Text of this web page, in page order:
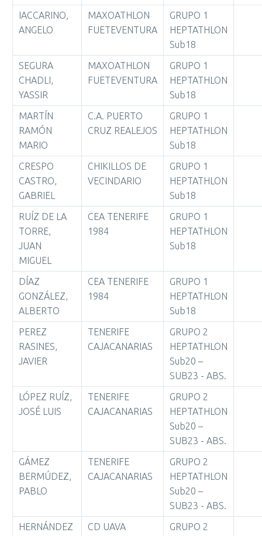
IACCARINO,
ANGELO
MAXOATHLON
FUETEVENTURA
GRUPO 1
HEPTATHLON
Sub18
SEGURA
CHADLI,
YASSIR
MAXOATHLON
FUETEVENTURA
GRUPO 1
HEPTATHLON
Sub18
MARTÍN
RAMÓN
MARIO
C.A. PUERTO
CRUZ REALEJOS
GRUPO 1
HEPTATHLON
Sub18
CRESPO
CASTRO,
GABRIEL
CHIKILLOS DE
VECINDARIO
GRUPO 1
HEPTATHLON
Sub18
RUÍZ DE LA
TORRE,
JUAN
MIGUEL
CEA TENERIFE
1984
GRUPO 1
HEPTATHLON
Sub18
DÍAZ
GONZÁLEZ,
ALBERTO
CEA TENERIFE
1984
GRUPO 1
HEPTATHLON
Sub18
PEREZ
RASINES,
JAVIER
TENERIFE
CAJACANARIAS
GRUPO 2
HEPTATHLON
Sub20 –
SUB23 - ABS.
LÓPEZ RUÍZ,
JOSÉ LUIS
TENERIFE
CAJACANARIAS
GRUPO 2
HEPTATHLON
Sub20 –
SUB23 - ABS.
GÁMEZ
BERMÚDEZ,
PABLO
TENERIFE
CAJACANARIAS
GRUPO 2
HEPTATHLON
Sub20 –
SUB23 - ABS.
HERNÁNDEZ
CD UAVA GRUPO 2